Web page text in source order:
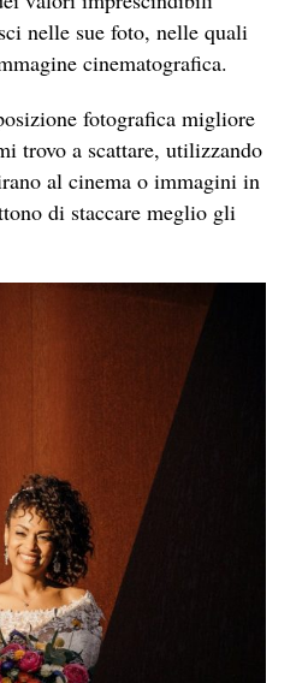
nelle sue foto, nelle quali
cinematografica.
fotografica migliore
trovo a scattare, utilizzando
al cinema o immagini in
di staccare meglio gli